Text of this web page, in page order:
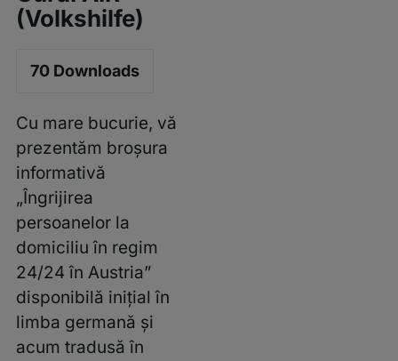
(Volkshilfe)
70Downloads
Cu mare bucurie, vă
prezentăm broșura
informativă
„Îngrijirea
persoanelor la
domiciliu în regim
24/24 în Austria”
disponibilă inițial în
limba germană și
acum tradusă în